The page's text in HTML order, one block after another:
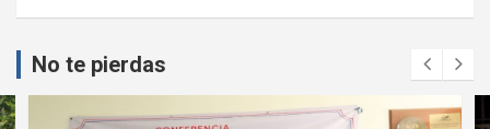
No te pierdas